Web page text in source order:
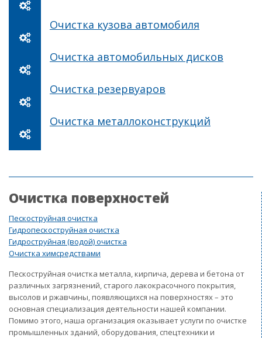
Очистка кузова автомобиля
Очистка автомобильных дисков
Очистка резервуаров
Очистка металлоконструкций
Очистка поверхностей
Пескоструйная очистка
Гидропескоструйная очистка
Гидроструйная (водой) очистка
Очистка химсредствами
Пескоструйная очистка металла, кирпича, дерева и бетона от
различных загрязнений, старого лакокрасочного покрытия,
высолов и ржавчины, появляющихся на поверхностях – это
основная специализация деятельности нашей компании.
Помимо этого, наша организация оказывает услуги по очистке
промышленных зданий, оборудования, спецтехники и